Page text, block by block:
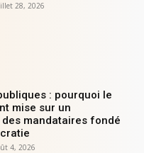
28, 2026
: pourquoi le
mise sur un
mandataires fondé
4, 2026